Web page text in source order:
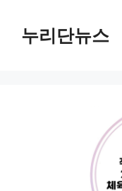
누리단뉴스